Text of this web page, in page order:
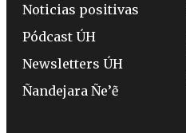
Noticias positivas
Pódcast ÚH
Newsletters ÚH
Ñandejara Ñe’ẽ